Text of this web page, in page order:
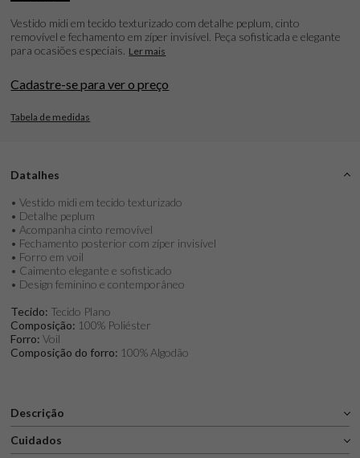
Vestido midi em tecido texturizado com detalhe peplum, cinto
removível e fechamento em zíper invisível. Peça sofisticada e elegante
para ocasiões especiais. Ler mais
Cadastre-se para ver o preço
Tabela de medidas
Datalhes
• Vestido midi em tecido texturizado
• Detalhe peplum
• Acompanha cinto removível
• Fechamento posterior com zíper invisível
• Forro em voil
• Caimento elegante e sofisticado
• Design feminino e contemporâneo
Tecido: Tecido Plano
Composição: 100% Poliéster
Forro: Voil
Composição do forro: 100% Algodão
Descrição
Cuidados